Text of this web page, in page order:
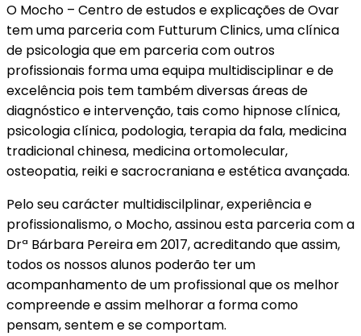
O Mocho – Centro de estudos e explicações de Ovar
tem uma parceria com Futturum Clinics, uma clínica
de psicologia que em parceria com outros
profissionais forma uma equipa multidisciplinar e de
excelência pois tem também diversas áreas de
diagnóstico e intervenção, tais como hipnose clínica,
psicologia clínica, podologia, terapia da fala, medicina
tradicional chinesa, medicina ortomolecular,
osteopatia, reiki e sacrocraniana e estética avançada.
Pelo seu carácter multidiscilplinar, experiência e
profissionalismo, o Mocho, assinou esta parceria com a
Drª Bárbara Pereira em 2017, acreditando que assim,
todos os nossos alunos poderão ter um
acompanhamento de um profissional que os melhor
compreende e assim melhorar a forma como
pensam, sentem e se comportam.